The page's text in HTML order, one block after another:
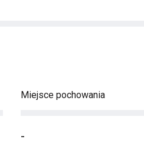
Miejsce pochowania
-